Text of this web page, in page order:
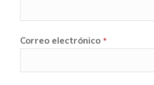
Correo electrónico *